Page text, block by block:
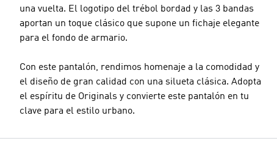
una vuelta. El logotipo del trébol bordad y las 3 bandas
aportan un toque clásico que supone un fichaje elegante
para el fondo de armario.
Con este pantalón, rendimos homenaje a la comodidad y
el diseño de gran calidad con una silueta clásica. Adopta
el espíritu de Originals y convierte este pantalón en tu
clave para el estilo urbano.